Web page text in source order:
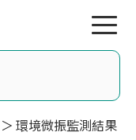
環境微振監測結果